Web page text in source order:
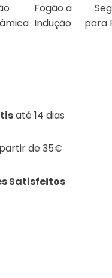
Fogão a
Indução
para
até 14 dias
de 35€
Satisfeitos